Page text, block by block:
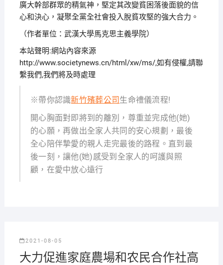
廣大幹部群眾的精氣神，堅定其改變貧困落後面貌的信
心和決心，凝聚全黨全社會投入脫貧攻堅的強大合力。
（作者單位：武漢大學馬克思主義學院）
本站聲明:網站內容來源
http://www.societynews.cn/html/xw/ms/,如有侵權,請聯
繫我們,我們將及時處理
※帶你認識新竹殯葬公司 生命禮儀流程!
開心胸面對即將到的離別，尊重並完成他(她)
的心願，再做出全家人共同的安心規劃，最後
全心陪伴摯愛的親人走完最後的路程。直到最
後一刻，讓他(她)感受到全家人的呵護與照
顧，在愛中放心遠行
2021-08-05
大力促進家庭農場和农民合作社高